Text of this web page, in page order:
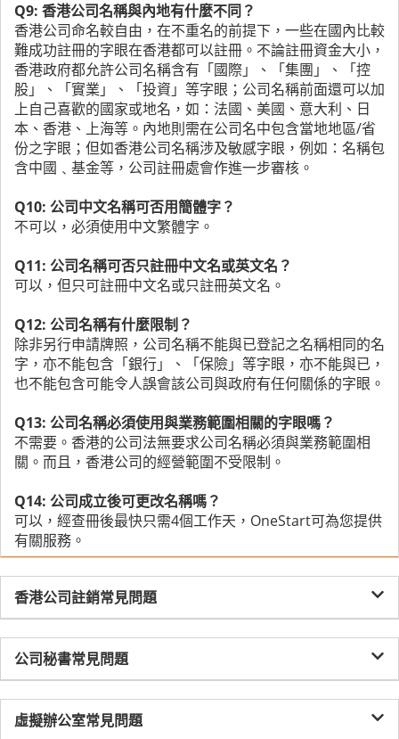
Q9: 香港公司名稱與內地有什麼不同？
香港公司命名較自由，在不重名的前提下，一些在國內比較
難成功註冊的字眼在香港都可以註冊。不論註冊資金大小，
香港政府都允許公司名稱含有「國際」、「集團」、「控
股」、「實業」、「投資」等字眼；公司名稱前面還可以加
上自己喜歡的國家或地名，如：法國、美國、意大利、日
本、香港、上海等。內地則需在公司名中包含當地地區/省
份之字眼；但如香港公司名稱涉及敏感字眼，例如：名稱包
含中國﹑基金等，公司註冊處會作進一步審核。
Q10: 公司中文名稱可否用簡體字？
不可以，必須使用中文繁體字。
Q11: 公司名稱可否只註冊中文名或英文名？
可以，但只可註冊中文名或只註冊英文名。
Q12: 公司名稱有什麼限制？
除非另行申請牌照，公司名稱不能與已登記之名稱相同的名
字，亦不能包含「銀行」、「保險」等字眼，亦不能與已，
也不能包含可能令人誤會該公司與政府有任何關係的字眼。
Q13: 公司名稱必須使用與業務範圍相關的字眼嗎？
不需要。香港的公司法無要求公司名稱必須與業務範圍相
關。而且，香港公司的經營範圍不受限制。
Q14: 公司成立後可更改名稱嗎？
可以，經查冊後最快只需4個工作天，OneStart可為您提供
有關服務。
香港公司註銷常見問題
公司秘書常見問題
虛擬辦公室常見問題